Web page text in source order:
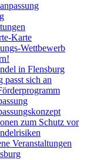
Karte
Wettbewerb
in Flensburg
passt sich an
zum Schutz vor
Veranstaltungen